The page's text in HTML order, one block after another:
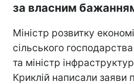
за власним
Міністр розвитку
сільського
та міністр
Криклій написали заяви